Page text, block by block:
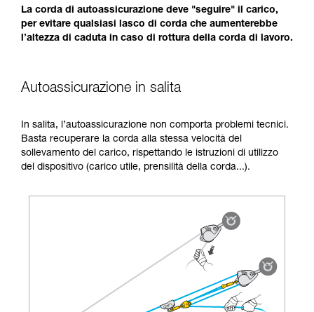
consultarlo. Dovete aver compreso le
informazioni dell’istruzione tecnica per poter
capire queste ulteriori informazioni.
capacità di rifare la manovra, da soli, in piena
attività. Ne possono esistere altre che non
vengono qui descritte.
La corda di autoassicurazione deve "seguire" il carico,
per evitare qualsiasi lasco di corda che aumenterebbe
l’altezza di caduta in caso di rottura della corda di lavoro.
Autoassicurazione in salita
In salita, l’autoassicurazione non comporta problemi tecnici.
Basta recuperare la corda alla stessa velocità del
sollevamento del carico, rispettando le istruzioni di utilizzo
del dispositivo (carico utile, prensilità della corda...).